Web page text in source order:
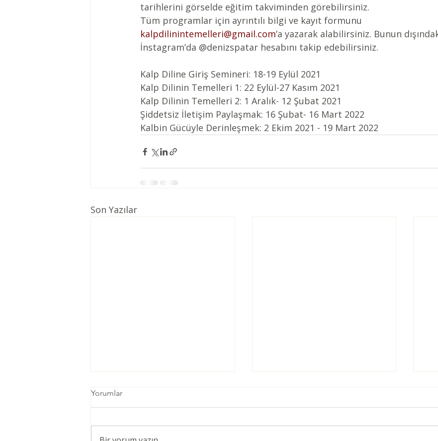
tarihlerini görselde eğitim takviminden görebilirsiniz.
Tüm programlar için ayrıntılı bilgi ve kayıt formunu
kalpdilinintemelleri@gmail.com’a yazarak alabilirsiniz. Bunun
İnstagram’da @denizspatar hesabını takip edebilirsiniz.
Kalp Diline Giriş Semineri: 18-19 Eylül 2021
Kalp Dilinin Temelleri 1: 22 Eylül-27 Kasım 2021
Kalp Dilinin Temelleri 2: 1 Aralık- 12 Şubat 2021
Şiddetsiz İletişim Paylaşmak: 16 Şubat- 16 Mart 2022
Kalbin Gücüyle Derinleşmek: 2 Ekim 2021 - 19 Mart 2022
Son Yazılar
Yorumlar